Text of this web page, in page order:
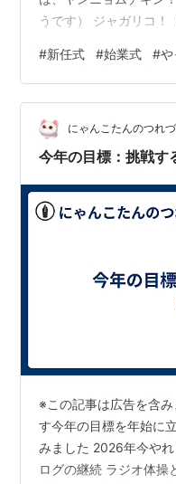
うです） ジャガリコ！
します。 1年生の初対
す！！」 式後は素早い
話＞ 始業式では、プロ
ス計画」についてふれ
切な計画です。 計画、
#新任式 #始業式 #や
にゃんこたんのつれ
今年の目標：挑戦す
※この記事は広告を含
す今年の目標を年始に
みました 2026年今や
ログの継続 ラジオ体操